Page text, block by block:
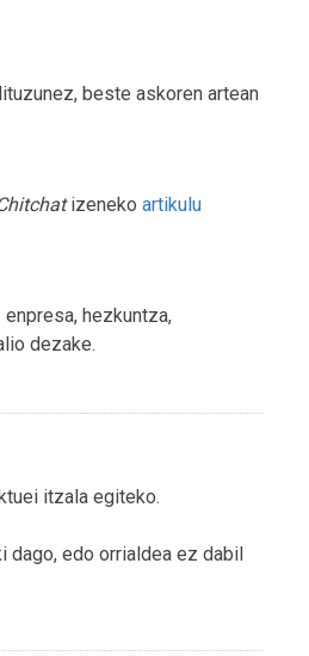
beste askoren artean
izeneko artikulu
hezkuntza,
dezake.
itzala egiteko.
dago, edo orrialdea ez dabil